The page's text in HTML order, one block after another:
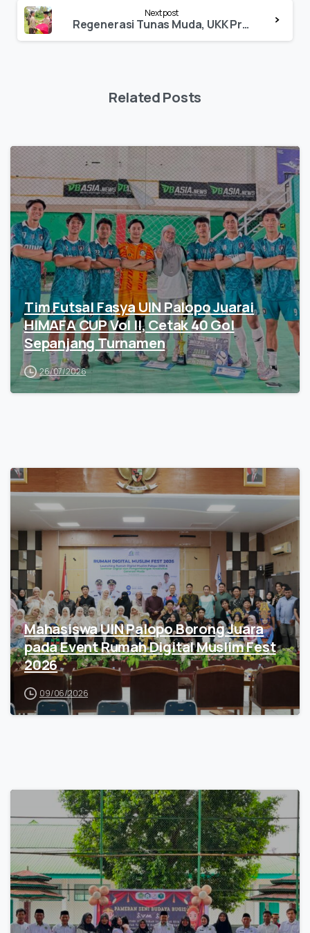
Next post
Regenerasi Tunas Muda, UKK Pramuka IAIN Palopo Gelar LKKPM XXVI
Related Posts
Tim Futsal Fasya UIN Palopo Juarai
HIMAFA CUP Vol II, Cetak 40 Gol
Sepanjang Turnamen
26/07/2026
Mahasiswa UIN Palopo Borong Juara
pada Event Rumah Digital Muslim Fest
2026
09/06/2026